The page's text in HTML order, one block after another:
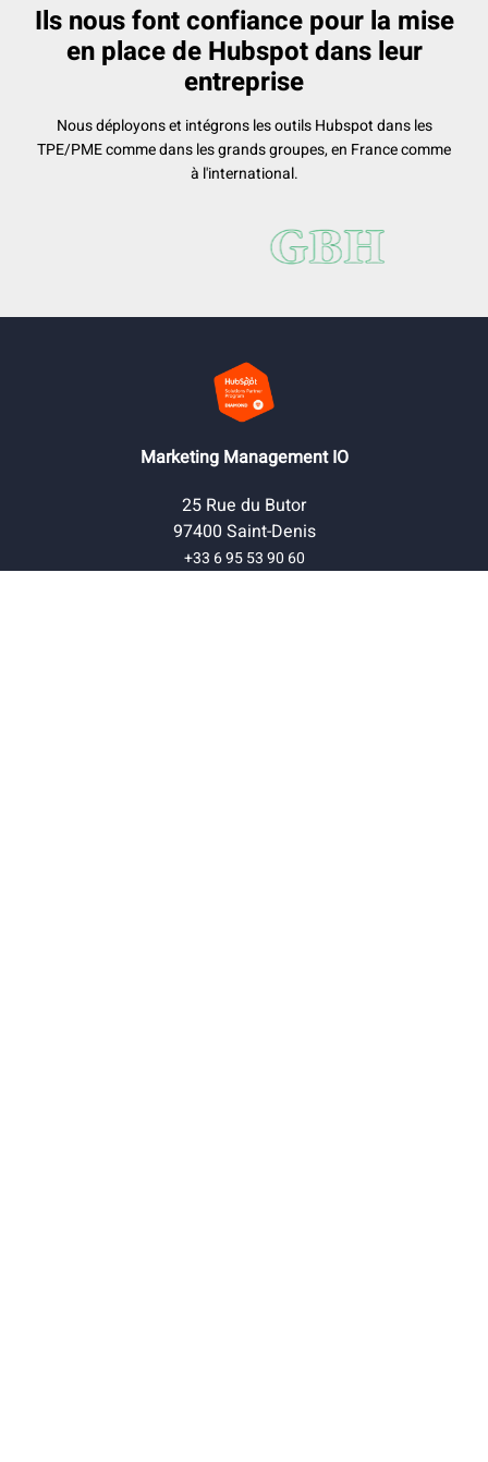
Ils nous font confiance pour la mise
en place de Hubspot dans leur
entreprise
Nous déployons et intégrons les outils Hubspot dans les
TPE/PME comme dans les grands groupes, en France comme
à l'international.
Marketing Management IO
25 Rue du Butor
97400 Saint-Denis
+33 6 95 53 90 60